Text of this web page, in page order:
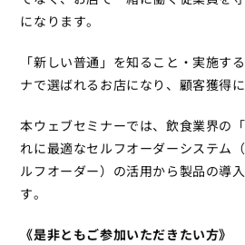
になります。
「新しい普通」を知ること・実施す
ナで選ばれるお店になり、顧客獲得に
本ウェブセミナーでは、飲食業界の
れに最適なセルフオーダーシステム
ルフオーダー）の活用から製品の導
す。
《是非ともご参加いただきたい方》